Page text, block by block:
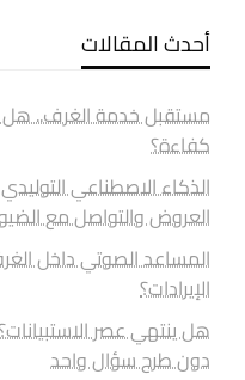
أحدث المقالات
مستقبل خدمة الغرف.. هل
كفاءة؟
الذكاء الاصطناعي
العروض والتواصل مع
المساعد الصوتي داخل
الإيرادات؟
هل ينتهي عصر
دون طرح سؤال واحد